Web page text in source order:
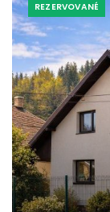
REZERVOVANÉ